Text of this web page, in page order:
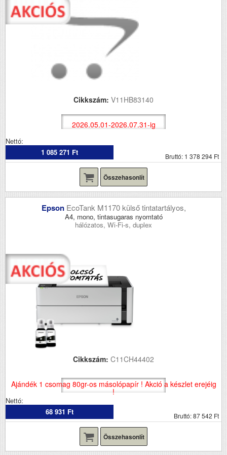
Cikkszám: V11HB83140
2026.05.01-2026.07.31-ig
Nettó:
1 085 271 Ft
Bruttó: 1 378 294 Ft
Összehasonlít
Epson EcoTank M1170 külső tintatartályos,
A4, mono, tintasugaras nyomtató
hálózatos, Wi-Fi-s, duplex
Cikkszám: C11CH44402
Ajándék 1 csomag 80gr-os másolópapír ! Akció a készlet erejéig
!
Nettó:
68 931 Ft
Bruttó: 87 542 Ft
Összehasonlít